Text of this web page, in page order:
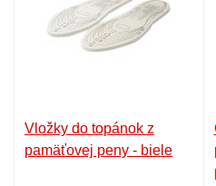
Vložky do topánok z
pamäťovej peny - biele